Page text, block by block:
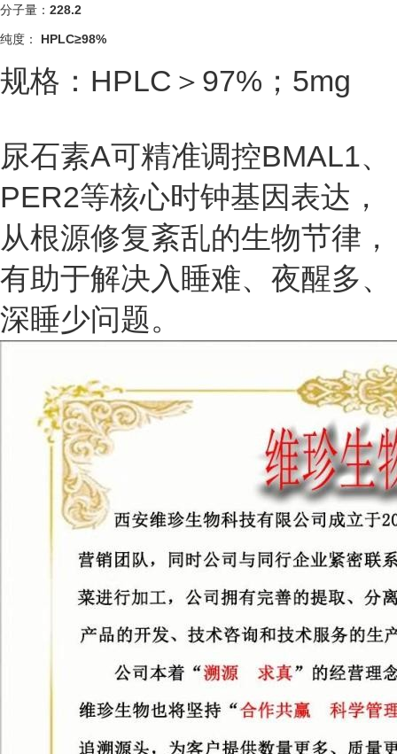
分子量： 228.2
纯度： HPLC≥98%
规格：HPLC＞97%；5mg
尿石素A可精准调控BMAL1、
PER2等核心时钟基因表达，
从根源修复紊乱的生物节律，
有助于解决入睡难、夜醒多、
深睡少问题。